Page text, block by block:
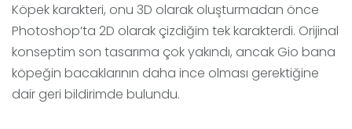
Köpek karakteri, onu 3D olarak oluşturmadan önce
Photoshop’ta 2D olarak çizdiğim tek karakterdi. Orijinal
konseptim son tasarıma çok yakındı, ancak Gio bana
köpeğin bacaklarının daha ince olması gerektiğine
dair geri bildirimde bulundu.